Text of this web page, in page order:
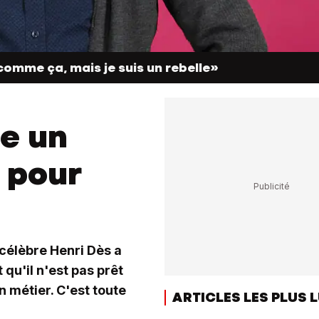
ça, mais je suis un rebelle»
un
Henri Dès a
qu'il n'est pas prêt
métier. C'est toute
ARTICLES LES PLUS